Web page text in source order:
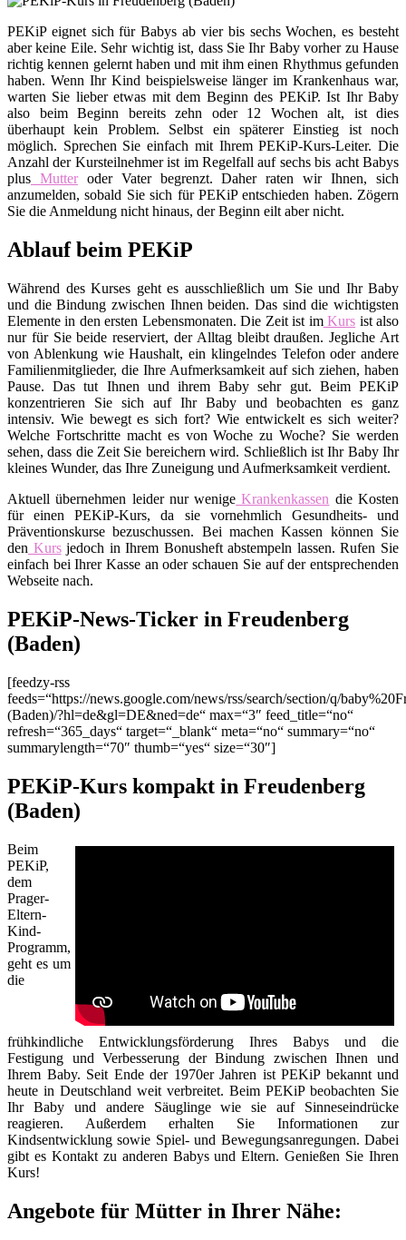
PEKiP eignet sich für Babys ab vier bis sechs Wochen, es besteht
aber keine Eile. Sehr wichtig ist, dass Sie Ihr Baby vorher zu Hause
richtig kennen gelernt haben und mit ihm einen Rhythmus gefunden
haben. Wenn Ihr Kind beispielsweise länger im Krankenhaus war,
warten Sie lieber etwas mit dem Beginn des PEKiP. Ist Ihr Baby
also beim Beginn bereits zehn oder 12 Wochen alt, ist dies
überhaupt kein Problem. Selbst ein späterer Einstieg ist noch
möglich. Sprechen Sie einfach mit Ihrem PEKiP-Kurs-Leiter. Die
Anzahl der Kursteilnehmer ist im Regelfall auf sechs bis acht Babys
plus Mutteroder Vater begrenzt. Daher raten wir Ihnen, sich
anzumelden, sobald Sie sich für PEKiP entschieden haben. Zögern
Sie die Anmeldung nicht hinaus, der Beginn eilt aber nicht.
Ablauf beim PEKiP
Während des Kurses geht es ausschließlich um Sie und Ihr Baby
und die Bindung zwischen Ihnen beiden. Das sind die wichtigsten
Elemente in den ersten Lebensmonaten. Die Zeit ist imKurs ist also
nur für Sie beide reserviert, der Alltag bleibt draußen. Jegliche Art
von Ablenkung wie Haushalt, ein klingelndes Telefon oder andere
Familienmitglieder, die Ihre Aufmerksamkeit auf sich ziehen, haben
Pause. Das tut Ihnen und ihrem Baby sehr gut. Beim PEKiP
konzentrieren Sie sich auf Ihr Baby und beobachten es ganz
intensiv. Wie bewegt es sich fort? Wie entwickelt es sich weiter?
Welche Fortschritte macht es von Woche zu Woche? Sie werden
sehen, dass die Zeit Sie bereichern wird. Schließlich ist Ihr Baby Ihr
kleines Wunder, das Ihre Zuneigung und Aufmerksamkeit verdient.
Aktuell übernehmen leider nur wenige Krankenkassen die Kosten
für einen PEKiP-Kurs, da sie vornehmlich Gesundheits- und
Präventionskurse bezuschussen. Bei machen Kassen können Sie
den Kursjedoch in Ihrem Bonusheft abstempeln lassen. Rufen Sie
einfach bei Ihrer Kasse an oder schauen Sie auf der entsprechenden
Webseite nach.
PEKiP-News-Ticker in Freudenberg
(Baden)
[feedzy-rss
feeds=“https://news.google.com/news/rss/search/section/q/
(Baden)/?hl=de&gl=DE&ned=de“ max=“3″ feed_title=“no“
refresh=“365_days“ target=“_blank“ meta=“no“ summary=“no“
summarylength=“70″ thumb=“yes“ size=“30″]
PEKiP-Kurs kompakt in Freudenberg
(Baden)
Beim
PEKiP,
dem
Prager-
Eltern-
Kind-
Programm,
geht es um
die
frühkindliche Entwicklungsförderung Ihres Babys und die
Festigung und Verbesserung der Bindung zwischen Ihnen und
Ihrem Baby. Seit Ende der 1970er Jahren ist PEKiP bekannt und
heute in Deutschland weit verbreitet. Beim PEKiP beobachten Sie
Ihr Baby und andere Säuglinge wie sie auf Sinneseindrücke
reagieren. Außerdem erhalten Sie Informationen zur
Kindsentwicklung sowie Spiel- und Bewegungsanregungen. Dabei
gibt es Kontakt zu anderen Babys und Eltern. Genießen Sie Ihren
Kurs!
Angebote für Mütter in Ihrer Nähe: